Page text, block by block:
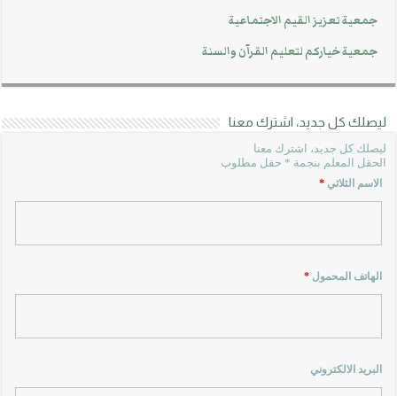
جمعية تعزيز القيم الاجتماعية
جمعية خياركم لتعليم القرآن والسنة
ليصلك كل جديد، اشترك معنا
ليصلك كل جديد، اشترك معنا
الحقل المعلم بنجمة * حقل مطلوب
الاسم الثلاثي*
الهاتف المحمول*
البريد الالكتروني